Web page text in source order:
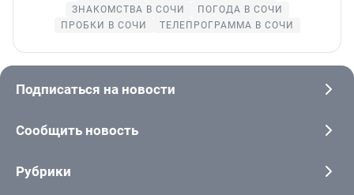
ЗНАКОМСТВА В СОЧИ
ПОГОДА В СОЧИ
ПРОБКИ В СОЧИ
ТЕЛЕПРОГРАММА В СОЧИ
Подписаться на новости
Сообщить новость
Рубрики